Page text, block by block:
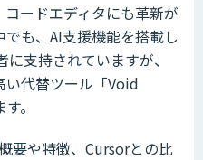
ードエディタにも革新が
も、AI支援機能を搭載し
支持されていますが、
い代替ツール「Void
。
要や特徴、Cursorとの比